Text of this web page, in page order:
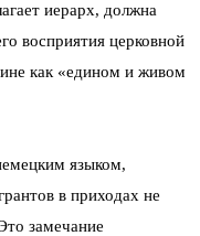
иерарх, должна
восприятия церковной
как «едином и живом
языком,
в приходах не
замечание